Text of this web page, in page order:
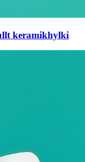
keramikhylki